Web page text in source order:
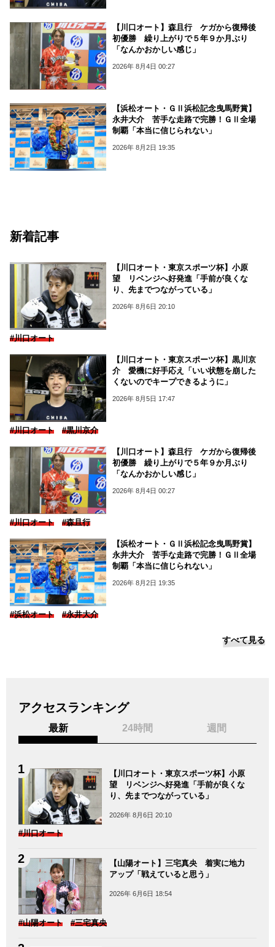
【川口オート】森且行 ケガから復帰後
初優勝 繰り上がりで５年９か月ぶり
「なんかおかしい感じ」
2026年 8月4日 00:27
【浜松オート・ＧⅡ浜松記念曳馬野賞】
永井大介 苦手な走路で完勝！ＧⅡ全場
制覇「本当に信じられない」
2026年 8月2日 19:35
新着記事
【川口オート・東京スポーツ杯】小原
望 リベンジへ好発進「手前が良くな
り、先までつながっている」
2026年 8月6日 20:10
#川口オート
【川口オート・東京スポーツ杯】黒川京
介 愛機に好手応え「いい状態を崩した
くないのでキープできるように」
2026年 8月5日 17:47
#川口オート #黒川京介
【川口オート】森且行 ケガから復帰後
初優勝 繰り上がりで５年９か月ぶり
「なんかおかしい感じ」
2026年 8月4日 00:27
#川口オート #森且行
【浜松オート・ＧⅡ浜松記念曳馬野賞】
永井大介 苦手な走路で完勝！ＧⅡ全場
制覇「本当に信じられない」
2026年 8月2日 19:35
#浜松オート #永井大介
すべて見る
アクセスランキング
最新 24時間 週間
【川口オート・東京スポーツ杯】小原
望 リベンジへ好発進「手前が良くな
り、先までつながっている」
2026年 8月6日 20:10
#川口オート
【山陽オート】三宅真央 着実に地力
アップ「戦えていると思う」
2026年 6月6日 18:54
#山陽オート #三宅真央